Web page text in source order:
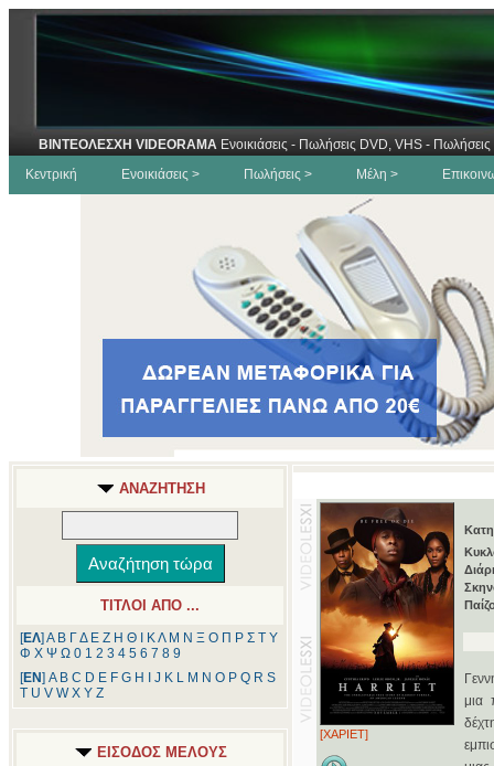
ΒΙΝΤΕΟΛΕΣΧΗ VIDEORAMA Ενοικιάσεις - Πωλήσεις DVD, VHS -
Κεντρική
Ενοικιάσεις > Πωλήσεις > Μέλη >
ΑΝΑΖΗΤΗΣΗ
ΤΙΤΛΟΙ ΑΠΟ ...
[ΕΛ] Α Β ΓΔ Ε Ζ Η Θ ΚΛ Μ Ν Ξ Ο Π Ρ Σ Τ Υ
Φ Χ Ψ Ω 0 1 2 3 4 5 6 7 8 9
[ΕΝ] A B C D E F G H J K L M N O P Q R S
T U V W X Y Z
ΕΙΣΟΔΟΣ ΜΕΛΟΥΣ
[ΧΑΡΙΕΤ]
μια